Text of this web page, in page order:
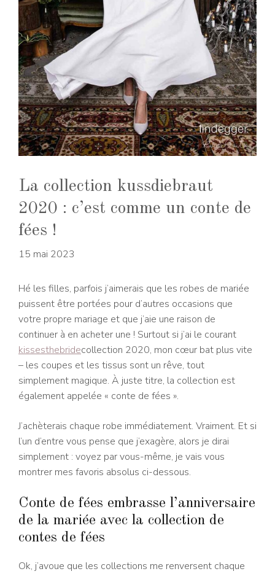
La collection kussdiebraut
2020 : c’est comme un conte de
fées !
15 mai 2023
Hé les filles, parfois j’aimerais que les robes de mariée
puissent être portées pour d’autres occasions que
votre propre mariage et que j’aie une raison de
continuer à en acheter une ! Surtout si j’ai le courant
kissesthebridecollection 2020, mon cœur bat plus vite
– les coupes et les tissus sont un rêve, tout
simplement magique. À juste titre, la collection est
également appelée « conte de fées ».
J’achèterais chaque robe immédiatement. Vraiment. Et si
l’un d’entre vous pense que j’exagère, alors je dirai
simplement : voyez par vous-même, je vais vous
montrer mes favoris absolus ci-dessous.
Conte de fées embrasse l’anniversaire
de la mariée avec la collection de
contes de fées
Ok, j’avoue que les collections me renversent chaque